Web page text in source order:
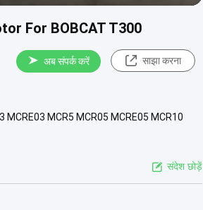
For BOBCAT T300
अब संपर्क करें साझा करना
MCRE03 MCR5 MCR05 MCRE05 MCR10
संदेश छोड़ें